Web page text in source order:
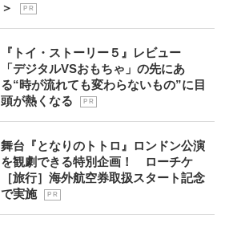
＞
P R
『トイ・ストーリー５』レビュー
「デジタルVSおもちゃ」の先にあ
る“時が流れても変わらないもの”に目
頭が熱くなる
P R
舞台『となりのトトロ』ロンドン公演
を観劇できる特別企画！ ローチケ
［旅行］海外航空券取扱スタート記念
で実施
P R